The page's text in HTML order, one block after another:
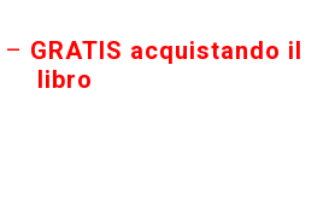
GRATIS acquistando il
libro